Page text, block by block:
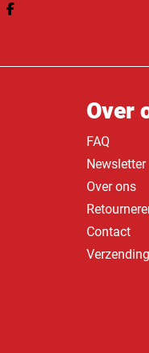
Over
FAQ
Newsletter
Over ons
Contact
Verzending